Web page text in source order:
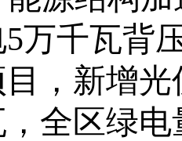
5万千瓦背
，新增
全区绿电